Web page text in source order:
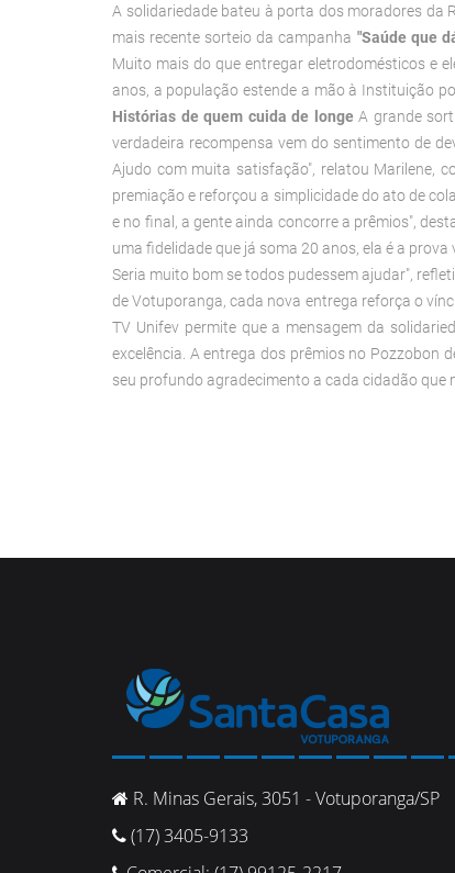
A solidariedade bateu à porta dos moradores da
mais recente sorteio da campanha "Saúde que
Muito mais do que entregar eletrodomésticos e
anos, a população estende a mão à Instituição
Histórias de quem cuida de longe A grande
verdadeira recompensa vem do sentimento de
Ajudo com muita satisfação", relatou Marilene,
premiação e reforçou a simplicidade do ato de
e no final, a gente ainda concorre a prêmios",
uma fidelidade que já soma 20 anos, ela é a
Seria muito bom se todos pudessem ajudar",
de Votuporanga, cada nova entrega reforça o
TV Unifev permite que a mensagem da
excelência. A entrega dos prêmios no Pozzobon
seu profundo agradecimento a cada cidadão que
R. Minas Gerais, 3051 - Votuporanga/SP
(17) 3405-9133